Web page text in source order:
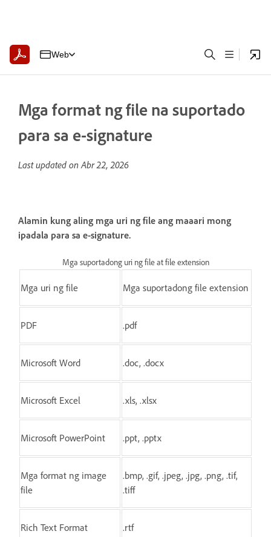
Web
Mga format ng file na suportado
para sa e-signature
Last updated onAbr 22, 2026
Alamin kung aling mga uri ng file ang maaari mong
ipadala para sa e-signature.
Mga suportadong uri ng file at file extension
Mga uri ng file Mga suportadong file extension
PDF .pdf
Microsoft Word .doc, .docx
Microsoft Excel .xls, .xlsx
Microsoft PowerPoint .ppt, .pptx
Mga format ng image
file
.bmp, .gif, .jpeg, .jpg, .png, .tif,
.tiff
Rich Text Format .rtf